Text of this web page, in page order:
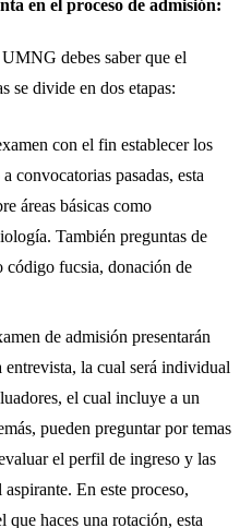
en el proceso de admisión:
debes saber que el
se divide en dos etapas:
con el fin establecer los
convocatorias pasadas, esta
áreas básicas como
También preguntas de
código fucsia, donación de
de admisión presentarán
la cual será individual
el cual incluye a un
pueden preguntar por temas
el perfil de ingreso y las
En este proceso,
haces una rotación, esta